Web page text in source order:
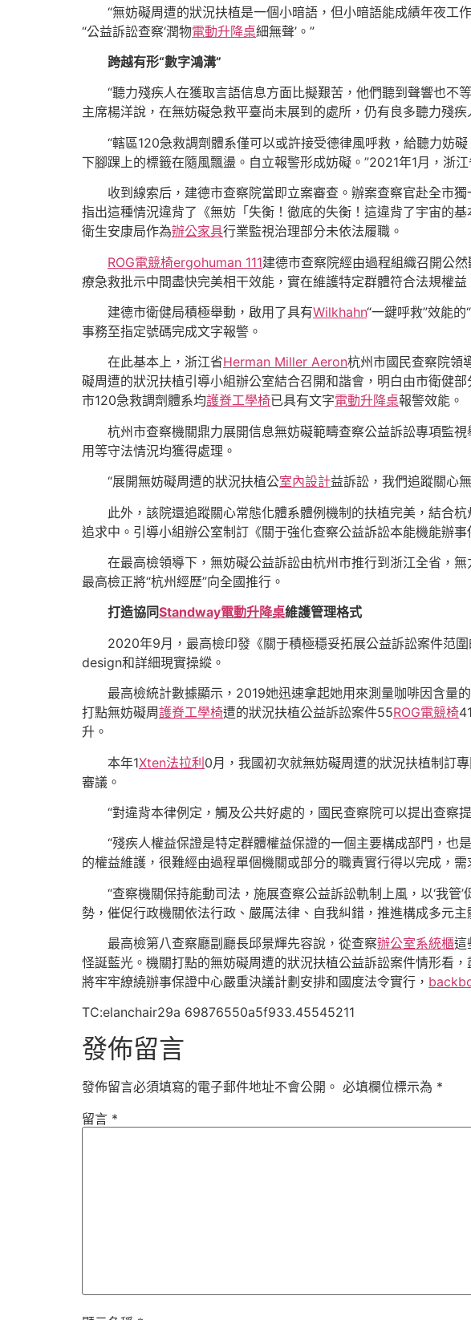
“無妨礙周遭的狀況扶植是一個小暗語，但小暗語能成績年夜工
“公益訴訟查察‘潤物電動升降桌細無聲’。”
跨越有形“數字鴻溝”
“聽力殘疾人在獲取言語信息方面比擬艱苦，他們聽到聲響也不
主席楊洋說，在無妨礙急救平臺尚未展到的處所，仍有良多聽力殘疾
“轄區120急救調劑體系僅可以或許接受德律風呼救，給聽力妨
下腳踝上的標籤在隨風飄盪。自立報警形成妨礙。”2021年1月，浙
收到線索后，建德市查察院當即立案審查。辦案查察官赴全市
指出這種情況違背了《無妨「失衡！徹底的失衡！這違背了宇宙的
衛生安康局作為辦公家具行業監視治理部分未依法履職。
ROG電競椅ergohuman 111建德市查察院經由過程組織召開公
療急救批示中間盡快完美相干效能，實在維護特定群體符合法規權益
建德市衛健局積極舉動，啟用了具有Wilkhahn“一鍵呼救”效能的
事務至指定號碼完成文字報警。
在此基本上，浙江省Herman Miller Aeron杭州市國民查察院領
礙周遭的狀況扶植引導小組辦公室結合召開和諧會，明白由市衛健
市120急救調劑體系均護脊工學椅已具有文字電動升降桌報警效能。
杭州市查察機關鼎力展開信息無妨礙範疇查察公益訴訟專項監
用等守法情況均獲得處理。
“展開無妨礙周遭的狀況扶植公室內設計益訴訟，我們追蹤關心
此外，該院還追蹤關心常態化體系體例機制的扶植完美，結合
追求中。引導小組辦公室制訂《關于強化查察公益訴訟本能機能辦
在最高檢領導下，無妨礙公益訴訟由杭州市推行到浙江全省，
最高檢正將“杭州經歷”向全國推行。
打造協同Standway電動升降桌維護管理格式
2020年9月，最高檢印發《關于積極穩妥拓展公益訴訟案件范
design和詳細現實操縱。
最高檢統計數據顯示，2019她迅速拿起她用來測量咖啡因含量
打點無妨礙周護脊工學椅遭的狀況扶植公益訴訟案件55ROG電競椅
升。
本年1Xten法拉利0月，我國初次就無妨礙周遭的狀況扶植制訂
審議。
“對違背本律例定，觸及公共好處的，國民查察院可以提出查察
“殘疾人權益保證是特定群體權益保證的一個主要構成部門，也
的權益維護，很難經由過程單個機關或部分的職責實行得以完成，需
“查察機關保持能動司法，施展查察公益訴訟軌制上風，以‘我管
勢，催促行政機關依法行政、嚴厲法律、自我糾錯，推進構成多元
最高檢第八查察廳副廳長邱景輝先容說，從查察辦公室系統櫃這
怪誕藍光。機關打點的無妨礙周遭的狀況扶植公益訴訟案件情形看
將牢牢繚繞辦事保證中心嚴重決議計劃安排和國度法令實行，
TC:elanchair29a 69876550a5f933.45545211
發佈留言
發佈留言必須填寫的電子郵件地址不會公開。 必填欄位標示為 *
留言 *